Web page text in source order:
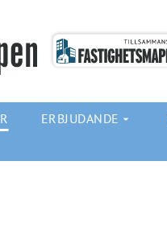
ERBJUDANDE arrow_drop_down